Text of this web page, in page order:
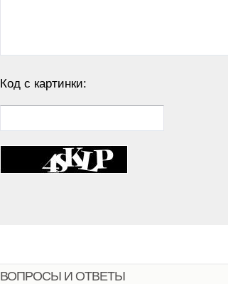
Код с картинки:
ВОПРОСЫ И ОТВЕТЫ